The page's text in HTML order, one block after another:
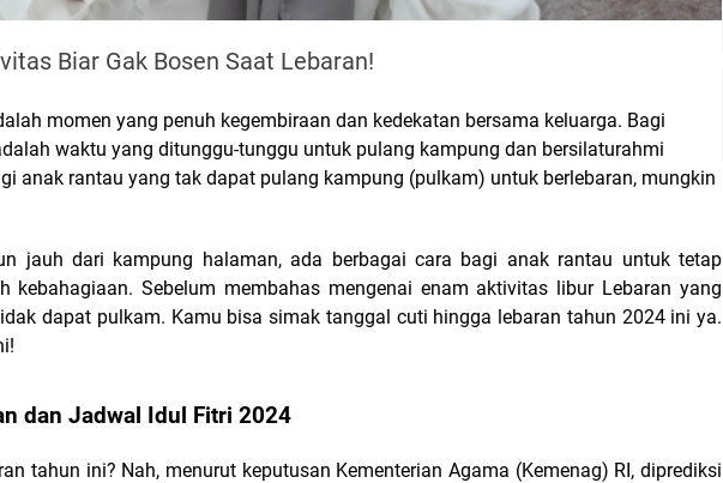
Biar Gak Bosen Saat Lebaran!
momen yang penuh kegembiraan dan kedekatan bersama keluarga. Bagi
waktu yang ditunggu-tunggu untuk pulang kampung dan bersilaturahmi
anak rantau yang tak dapat pulang kampung (pulkam) untuk berlebaran, mungkin
jauh dari kampung halaman, ada berbagai cara bagi anak rantau untuk tetap
kebahagiaan. Sebelum membahas mengenai enam aktivitas libur Lebaran yang
dapat pulkam. Kamu bisa simak tanggal cuti hingga lebaran tahun 2024 ini ya.
dan Jadwal Idul Fitri 2024
tahun ini? Nah, menurut keputusan Kementerian Agama (Kemenag) RI, diprediksi